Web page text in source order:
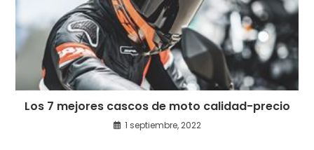
Los 7 mejores cascos de moto calidad-precio
1 septiembre, 2022